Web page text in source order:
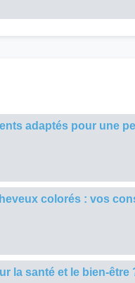
adaptés pour une
colorés : vos
la santé et le bien-être